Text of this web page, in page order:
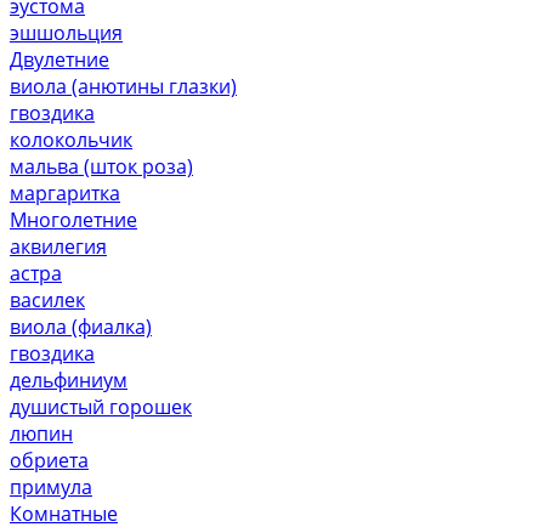
эустома
эшшольция
Двулетние
виола (анютины глазки)
гвоздика
колокольчик
мальва (шток роза)
маргаритка
Многолетние
аквилегия
астра
василек
виола (фиалка)
гвоздика
дельфиниум
душистый горошек
люпин
обриета
примула
Комнатные